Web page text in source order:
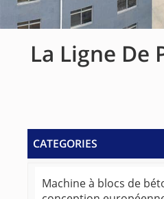
La Ligne De
CATEGORIES
Machine à blocs de